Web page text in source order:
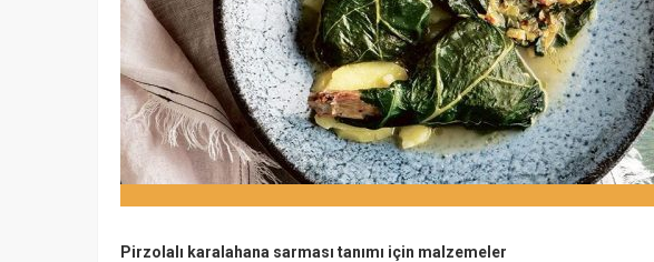
Pirzolalı karalahana sarması tanımı için malzemeler